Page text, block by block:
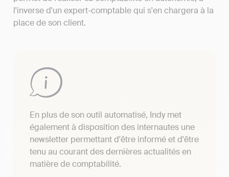
l'inverse d'un expert-comptable qui s'en chargera à la
place de son client.
En plus de son outil automatisé, Indy met
également à disposition des internautes une
newsletter permettant d'être informé et d'être
tenu au courant des dernières actualités en
matière de comptabilité.